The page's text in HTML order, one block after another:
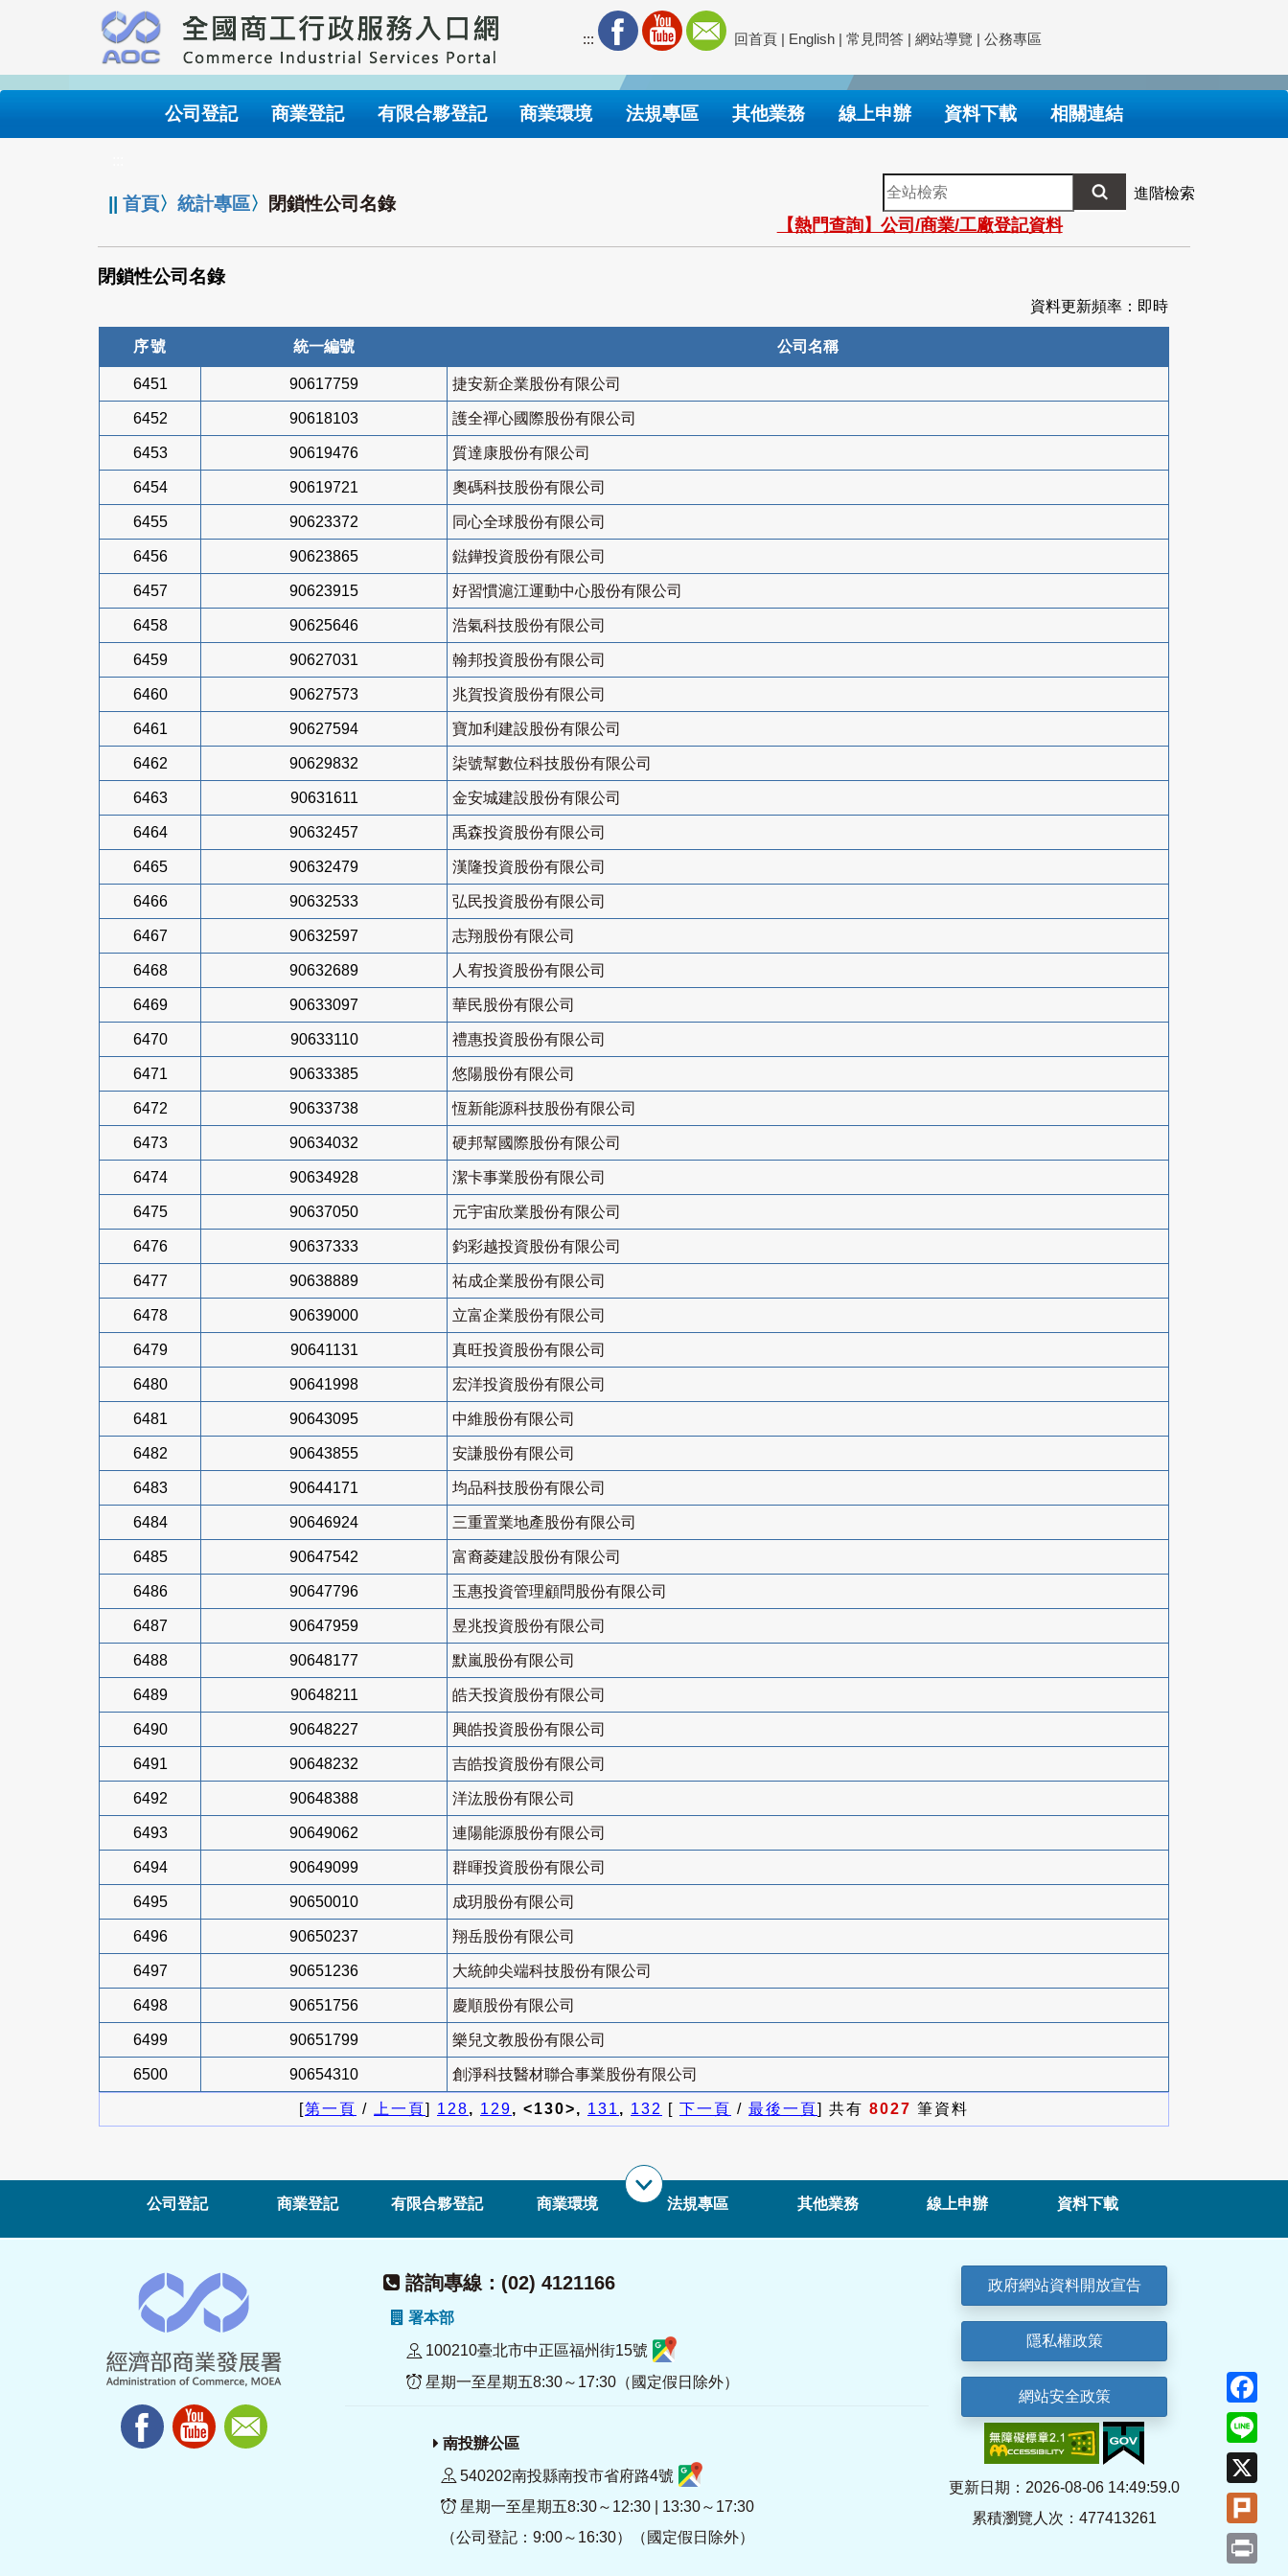
要
內
::: 回首頁 | English | 常見問答 | 網站導覽 | 公務專區
公司登記 商業登記 有限合夥登記 商業環境 法規專區 其他業務 線上申辦 資料下載 相關連結
||首頁〉統計專區〉 閉鎖性公司名錄
全
站
檢
索
進階檢索
【熱門查詢】公司/商業/工廠登記資料
閉鎖性公司名錄
資料更新頻率：即時
序號 統一編號 公司名稱
6451 90617759 捷安新企業股份有限公司
6452 90618103 護全禪心國際股份有限公司
6453 90619476 質達康股份有限公司
6454 90619721 奧碼科技股份有限公司
6455 90623372 同心全球股份有限公司
6456 90623865 鍅鏵投資股份有限公司
6457 90623915 好習慣滬江運動中心股份有限公司
6458 90625646 浩氣科技股份有限公司
6459 90627031 翰邦投資股份有限公司
6460 90627573 兆賀投資股份有限公司
6461 90627594 寶加利建設股份有限公司
6462 90629832 柒號幫數位科技股份有限公司
6463 90631611 金安城建設股份有限公司
6464 90632457 禹森投資股份有限公司
6465 90632479 漢隆投資股份有限公司
6466 90632533 弘民投資股份有限公司
6467 90632597 志翔股份有限公司
6468 90632689 人宥投資股份有限公司
6469 90633097 華民股份有限公司
6470 90633110 禮惠投資股份有限公司
6471 90633385 悠陽股份有限公司
6472 90633738 恆新能源科技股份有限公司
6473 90634032 硬邦幫國際股份有限公司
6474 90634928 潔卡事業股份有限公司
6475 90637050 元宇宙欣業股份有限公司
6476 90637333 鈞彩越投資股份有限公司
6477 90638889 祐成企業股份有限公司
6478 90639000 立富企業股份有限公司
6479 90641131 真旺投資股份有限公司
6480 90641998 宏洋投資股份有限公司
6481 90643095 中維股份有限公司
6482 90643855 安謙股份有限公司
6483 90644171 均品科技股份有限公司
6484 90646924 三重置業地產股份有限公司
6485 90647542 富裔菱建設股份有限公司
6486 90647796 玉惠投資管理顧問股份有限公司
6487 90647959 昱兆投資股份有限公司
6488 90648177 默嵐股份有限公司
6489 90648211 皓天投資股份有限公司
6490 90648227 興皓投資股份有限公司
6491 90648232 吉皓投資股份有限公司
6492 90648388 洋汯股份有限公司
6493 90649062 連陽能源股份有限公司
6494 90649099 群暉投資股份有限公司
6495 90650010 成玥股份有限公司
6496 90650237 翔岳股份有限公司
6497 90651236 大統帥尖端科技股份有限公司
6498 90651756 慶順股份有限公司
6499 90651799 樂兒文教股份有限公司
6500 90654310 創淨科技醫材聯合事業股份有限公司
[第一頁 / 上一頁] 128, 129, <130>, 131, 132 [ 下一頁 / 最後一頁] 共有 8027 筆資料
公司登記 商業登記 有限合夥登記 商業環境 法規專區 其他業務 線上申辦 資料下載
諮詢專線：(02) 4121166
署本部
100210臺北市中正區福州街15號
星期一至星期五8:30～17:30（國定假日除外）
南投辦公區
540202南投縣南投市省府路4號
星期一至星期五8:30～12:30 | 13:30～17:30
（公司登記：9:00～16:30）（國定假日除外）
政府網站資料開放宣告
隱私權政策
網站安全政策
更新日期：2026-08-06 14:49:59.0
累積瀏覽人次：477413261